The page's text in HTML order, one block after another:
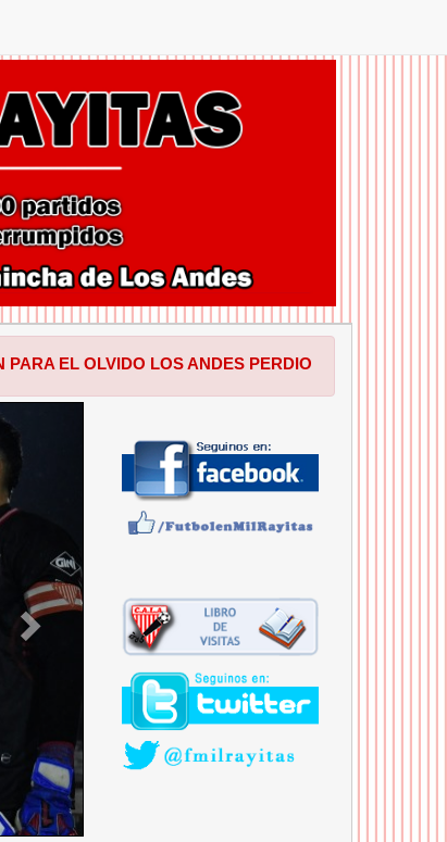
LOS ANDES PERDIO EN SALTA POR 1 A 0